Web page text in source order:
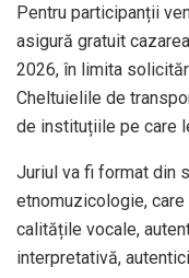
Pentru participanții
asigură gratuit
2026, în limita
Cheltuielile de
de instituțiile pe care
Juriul va fi format din
etnomuzicologie,
calitățile vocale,
interpretativă,